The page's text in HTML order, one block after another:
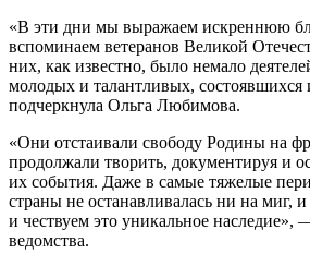
«В эти дни мы выражаем искреннюю
вспоминаем ветеранов Великой
них, как известно, было немало
молодых и талантливых,
подчеркнула Ольга Любимова.
«Они отстаивали свободу Родины на
продолжали творить, документируя и
их события. Даже в самые тяжелые
страны не останавливалась ни на миг,
и чествуем это уникальное наследие»,
ведомства.